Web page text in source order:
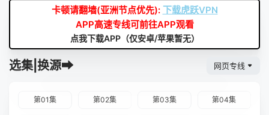
卡顿请翻墙(亚洲节点优先): 下载虎跃VPN
APP高速专线可前往APP观看
点我下载APP（仅安卓/苹果暂无）
选集|换源➡ 网页专线
第01集 第02集 第03集 第04集